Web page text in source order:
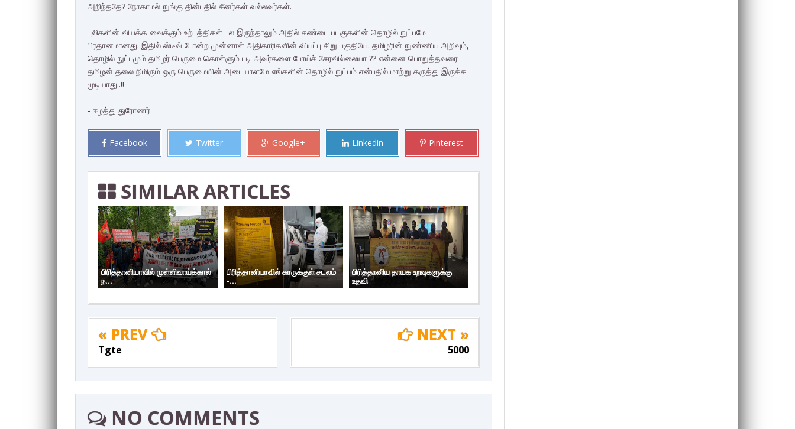
அறிந்ததே? நோகாமல் நுங்கு தின்பதில் சீனர்கள் வல்லவர்கள்.
புலிகளின் வியக்க வைக்கும் உற்பத்திகள் பல இருந்தாலும் அதில் சண்டை படகுகளின் தொழில் நுட்பமே
பிரதானமானது. இதில் ஸ்டீவ் போன்ற முன்னாள் அதிகாரிகளின் வியப்பு சிறு பகுதியே. தமிழரின் நுண்ணிய அறிவும்,
தொழில் நுட்பமும் தமிழர் பெருமை கொள்ளும் படி அவர்களை போய்ச் சேரவில்லையா ?? என்னை பொறுத்தவரை
தமிழன் தலை நிமிரும் ஒரு பெருமையின் அடையாளமே எங்களின் தொழில் நுட்பம் என்பதில் மாற்று கருத்து இருக்க
முடியாது..!!
- ஈழத்து துரோணர்
Facebook Twitter Google+ Linkedin Pinterest
SIMILAR ARTICLES
பிரித்தானியாவில் முள்ளிவாய்க்கால்
ந...
பிரித்தானியாவில் காருக்குள் சடலம்
-...
பிரித்தானிய தாயக உறவுகளுக்கு
உதவி
« PREV
Tgte
NEXT »
5000
NO COMMENTS